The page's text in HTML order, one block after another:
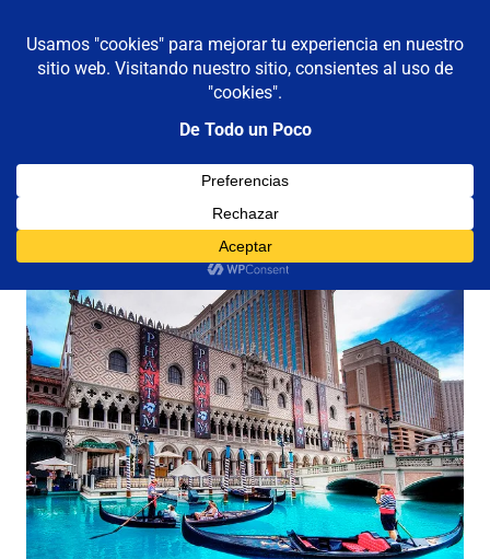
contenido
De todo un poco
Reflexiones,
Viajes
MENÚ